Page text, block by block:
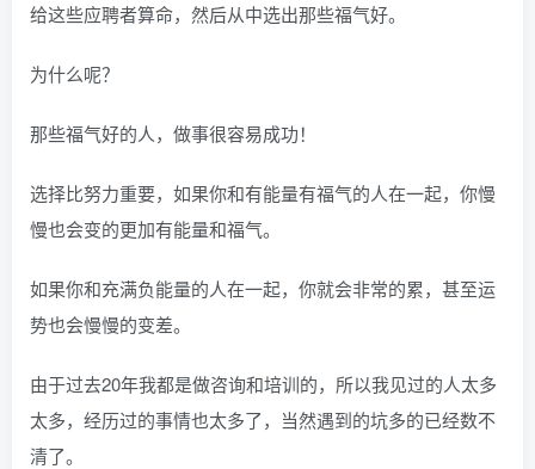
给这些应聘者算命，然后从中选出那些福气好。
为什么呢？
那些福气好的人，做事很容易成功！
选择比努力重要，如果你和有能量有福气的人在一起，你慢
慢也会变的更加有能量和福气。
如果你和充满负能量的人在一起，你就会非常的累，甚至运
势也会慢慢的变差。
由于过去20年我都是做咨询和培训的，所以我见过的人太多
太多，经历过的事情也太多了，当然遇到的坑多的已经数不
清了。